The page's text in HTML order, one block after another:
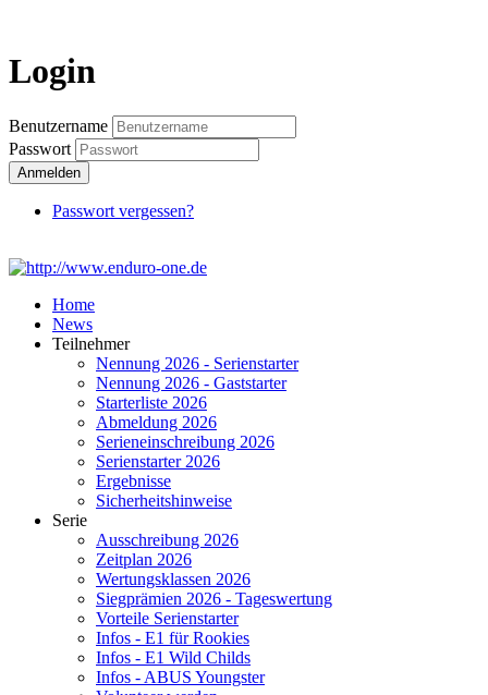
Login
Benutzername
Passwort
Anmelden
Passwort vergessen?
Home
News
Teilnehmer
Nennung 2026 - Serienstarter
Nennung 2026 - Gaststarter
Starterliste 2026
Abmeldung 2026
Serieneinschreibung 2026
Serienstarter 2026
Ergebnisse
Sicherheitshinweise
Serie
Ausschreibung 2026
Zeitplan 2026
Wertungsklassen 2026
Siegprämien 2026 - Tageswertung
Vorteile Serienstarter
Infos - E1 für Rookies
Infos - E1 Wild Childs
Infos - ABUS Youngster